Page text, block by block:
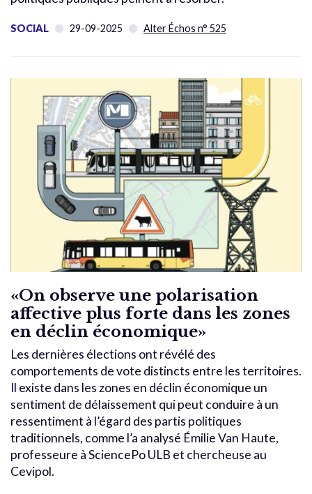
SOCIAL 29-09-2025 Alter Échos n° 525
«On observe une polarisation
affective plus forte dans les zones
en déclin économique»
Les dernières élections ont révélé des
comportements de vote distincts entre les territoires.
Il existe dans les zones en déclin économique un
sentiment de délaissement qui peut conduire à un
ressentiment à l’égard des partis politiques
traditionnels, comme l’a analysé Émilie Van Haute,
professeure à SciencePo ULB et chercheuse au
Cevipol.